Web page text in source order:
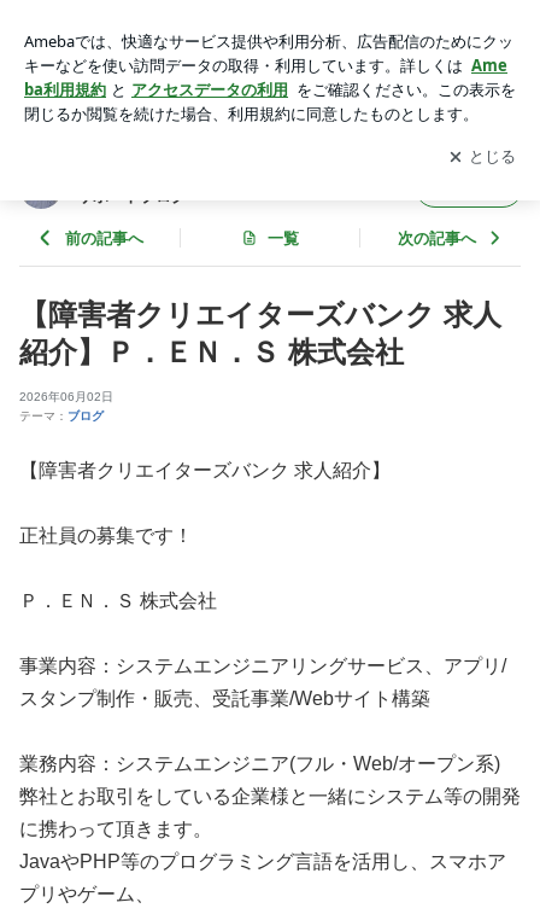
会社 | 障害者の転職･求人 就職･採用 雇用就労支援サポートブ
ログ
アプリをダウンロードして ブログの更新通知
を受け取りまし
ょう。
開く
サポートブログ
前の記事へ 一覧 次の記事へ
【障害者クリエイターズバンク 求人
紹介】Ｐ．ＥＮ．Ｓ 株式会社
2026年06月02日
テーマ： ブログ
【障害者クリエイターズバンク 求人紹介】
正社員の募集です！
Ｐ．ＥＮ．Ｓ 株式会社
事業内容：システムエンジニアリングサービス、アプリ/
スタンプ制作・販売、受託事業/Webサイト構築
業務内容：システムエンジニア(フル・Web/オープン系)
弊社とお取引をしている企業様と一緒にシステム等の開発
に携わって頂きます。
JavaやPHP等のプログラミング言語を活用し、スマホア
プリやゲーム、